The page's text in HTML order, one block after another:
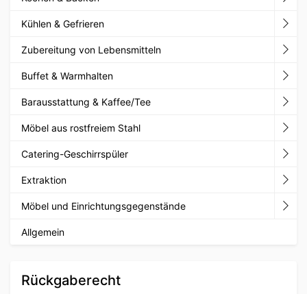
Kühlen & Gefrieren
Zubereitung von Lebensmitteln
Buffet & Warmhalten
Barausstattung & Kaffee/Tee
Möbel aus rostfreiem Stahl
Catering-Geschirrspüler
Extraktion
Möbel und Einrichtungsgegenstände
Allgemein
Rückgaberecht